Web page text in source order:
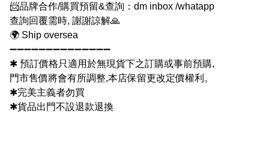
📨品牌合作/購買預留&查詢：dm inbox /whatapp
查詢回覆需時, 謝謝諒解🙏
🌍 Ship oversea
➖➖➖➖➖➖➖➖➖➖➖➖➖➖
✱ 預訂價格只適用於無現貨下之訂購或事前預購,
門市售價將會有所調整,本店保留更改定價權利。
✱完美主義者勿買
✱貨品出門不設退款退換